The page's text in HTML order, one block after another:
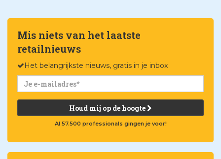
Mis niets van het laatste
retailnieuws
Het belangrijkste nieuws, gratis in je inbox
Houd mij op de hoogte
Al 57.500 professionals gingen je voor!